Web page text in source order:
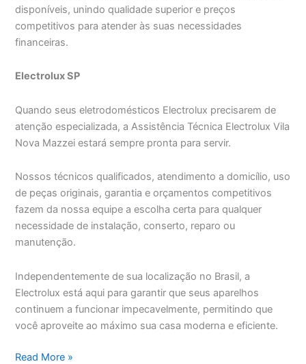
disponíveis, unindo qualidade superior e preços
competitivos para atender às suas necessidades
financeiras.
Electrolux SP
Quando seus eletrodomésticos Electrolux precisarem de
atenção especializada, a Assistência Técnica Electrolux Vila
Nova Mazzei estará sempre pronta para servir.
Nossos técnicos qualificados, atendimento a domicílio, uso
de peças originais, garantia e orçamentos competitivos
fazem da nossa equipe a escolha certa para qualquer
necessidade de instalação, conserto, reparo ou
manutenção.
Independentemente de sua localização no Brasil, a
Electrolux está aqui para garantir que seus aparelhos
continuem a funcionar impecavelmente, permitindo que
você aproveite ao máximo sua casa moderna e eficiente.
Assistência
Read More »